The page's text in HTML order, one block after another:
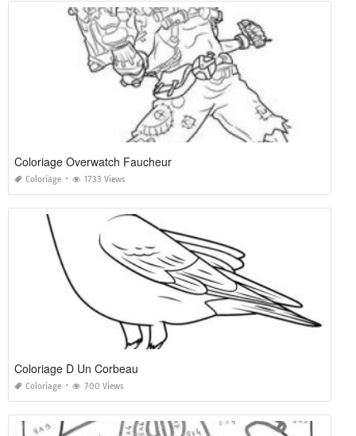
Coloriage Overwatch Faucheur
Coloriage 1733 Views
Coloriage D Un Corbeau
Coloriage 700 Views